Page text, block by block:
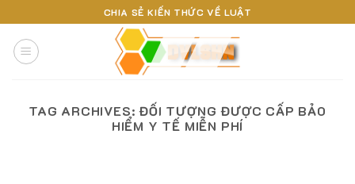
to
content
CHIA SẺ KIẾN THỨC VỀ LUẬT
TAG ARCHIVES:ĐỐI TƯỢNG ĐƯỢC CẤP BẢO
HIỂM Y TẾ MIỄN PHÍ